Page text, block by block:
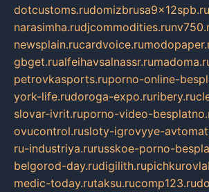
dotcustoms.rudomizbrusa9x12spb.ru
narasimha.rudjcommodities.ru
newsplain.rucardvoice.ru
gbget.rualfeihavsalnassr.ru
petrovkasports.ruporno-online-
york-life.rudoroga-expo.ruribery.ru
slovar-ivrit.ruporno-video-
ovucontrol.rusloty-igrovyye-
ru-industriya.rurusskoe-porno-
belgorod-day.rudigilith.ru
medic-today.rutaksu.rucomp123.ru